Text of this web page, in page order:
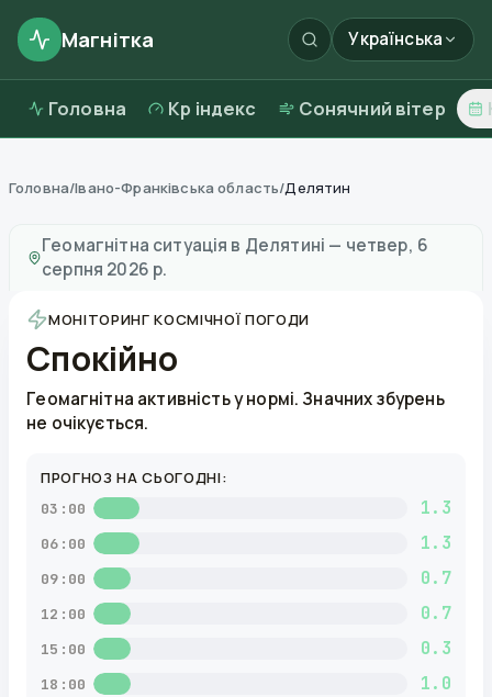
Магнітка Українська
Головна Kp індекс Сонячний вітер
Головна/Івано-Франківська область/Делятин
Геомагнітна ситуація в Делятині — четвер, 6
серпня 2026 р.
МОНІТОРИНГ КОСМІЧНОЇ ПОГОДИ
Спокійно
Геомагнітна активність у нормі. Значних збурень
не очікується.
ПРОГНОЗ НА СЬОГОДНІ:
03:00 1.3
06:00 1.3
09:00 0.7
12:00 0.7
15:00 0.3
18:00 1.0